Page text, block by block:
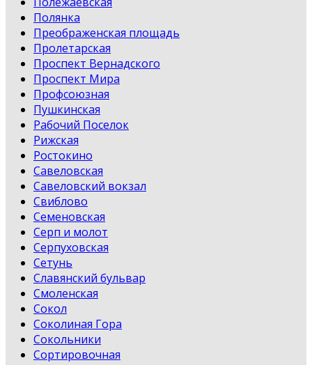
Полянка
Преображенская площадь
Пролетарская
Проспект Вернадского
Проспект Мира
Профсоюзная
Пушкинская
Рабочий Поселок
Рижская
Ростокино
Савеловская
Савеловский вокзал
Свиблово
Семеновская
Серп и молот
Серпуховская
Сетунь
Славянский бульвар
Смоленская
Сокол
Соколиная Гора
Сокольники
Сортировочная